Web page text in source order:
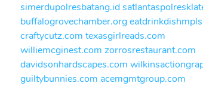
simerdupolresbatang.id
buffalogrovechamber.org
craftycutz.com texasgirlreads.com
williemcginest.com zorrosrestaurant.com
davidsonhardscapes.com
guiltybunnies.com acemgmtgroup.com